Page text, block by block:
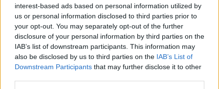
interest-based ads based on personal information utilized by
us or personal information disclosed to third parties prior to
your opt-out. You may separately opt-out of the further
disclosure of your personal information by third parties on the
IAB’s list of downstream participants. This information may
also be disclosed by us to third parties on the IAB’s List of
Downstream Participants that may further disclose it to other
Έσπασε το δικό του ρεκόρ στην ελεύθερη
κατάδυση με βατραχοπέδιλα κατά 1 μέτρο